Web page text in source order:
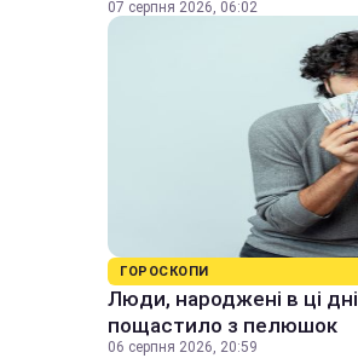
07 серпня 2026, 06:02
ГОРОСКОПИ
Люди, народжені в ці
пощастило з пелюшок
06 серпня 2026, 20:59